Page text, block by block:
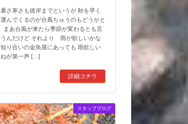
暑さ寒さも彼岸までというが 秋を早く
運んでくるのが台風ちゅうのもどうかと
まあ台風が来たら季節が変わるとも言
うんだけど それより 雨が欲しいかな
知り合いの金魚屋にあっても 雨欲しい
ねが第一声 […]
詳細コチラ
スタッフブログ